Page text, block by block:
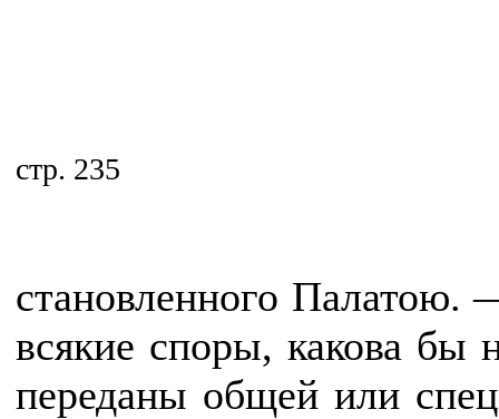
стр. 235
становленного Палатою.
всякие споры, какова бы
переданы общей или